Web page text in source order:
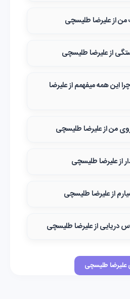
من از علیرضا طلیسچی
از علیرضا طلیسچی
این همه میفهمم از علیرضا
من از علیرضا طلیسچی
از علیرضا طلیسچی
از علیرضا طلیسچی
دریایی از علیرضا طلیسچی
علیرضا طلیسچی